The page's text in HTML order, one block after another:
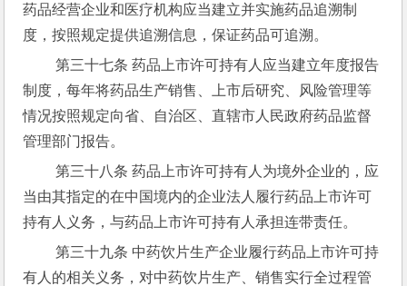
药品经营企业和医疗机构应当建立并实施药品追溯制
度，按照规定提供追溯信息，保证药品可追溯。
第三十七条 药品上市许可持有人应当建立年度报告
制度，每年将药品生产销售、上市后研究、风险管理等
情况按照规定向省、自治区、直辖市人民政府药品监督
管理部门报告。
第三十八条 药品上市许可持有人为境外企业的，应
当由其指定的在中国境内的企业法人履行药品上市许可
持有人义务，与药品上市许可持有人承担连带责任。
第三十九条 中药饮片生产企业履行药品上市许可持
有人的相关义务，对中药饮片生产、销售实行全过程管